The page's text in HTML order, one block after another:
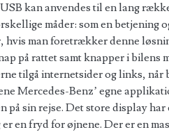
kan anvendes til en lang
måder: som en betjening
hvis man foretrækker denne
på rattet samt knapper i bilens
tilgå internetsider og links,
Mercedes-Benz’ egne
på sin rejse. Det store display
en fryd for øjnene. Der er en